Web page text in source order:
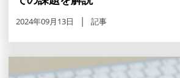
2024年09月13日 記事